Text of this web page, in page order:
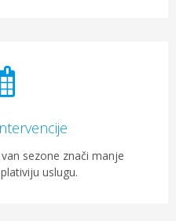
sezone znači manje
uslugu.